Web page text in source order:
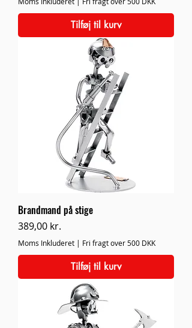
Tilføj til kurv
Brandmand på stige
Pris
389,00 kr.
Moms Inkluderet | Fri fragt over 500 DKK
Tilføj til kurv